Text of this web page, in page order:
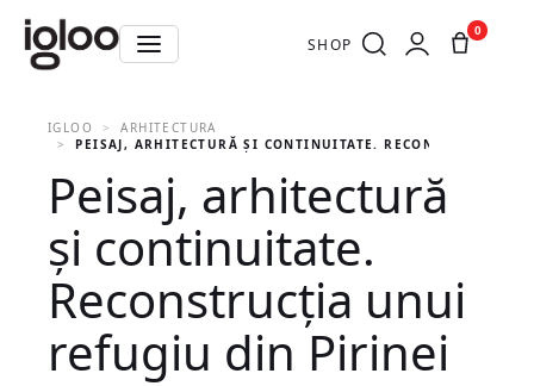
SHOP
0
IGLOO
ARHITECTURA
PEISAJ, ARHITECTURĂ ȘI CONTINUITATE. RECONSTRUCȚIA
Peisaj, arhitectură
și continuitate.
Reconstrucția unui
refugiu din Pirinei